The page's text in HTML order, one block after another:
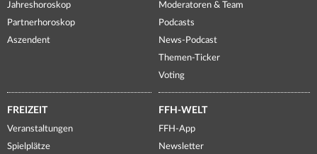
Jahreshoroskop
Partnerhoroskop
Aszendent
Moderatoren & Team
Podcasts
News-Podcast
Themen-Ticker
Voting
FREIZEIT
Veranstaltungen
Spielplätze
FFH-WELT
FFH-App
Newsletter